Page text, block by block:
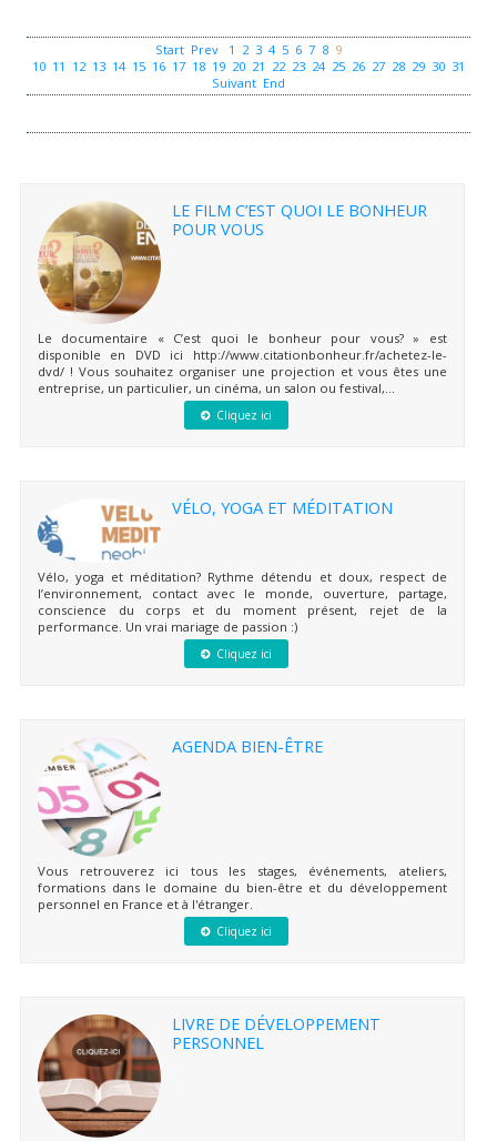
Start Prev 1 2 3 4 5 6 7 8 9
10 11 12 13 14 15 16 17 18 19 20 21 22 23 24 25 26 27 28 29 30 31
Suivant End
LE FILM C’EST QUOI LE BONHEUR
POUR VOUS
Le documentaire « C’est quoi le bonheur pour vous? » est
disponible en DVD ici http://www.citationbonheur.fr/achetez-le-
dvd/ ! Vous souhaitez organiser une projection et vous êtes une
entreprise, un particulier, un cinéma, un salon ou festival,...
Cliquez ici
VÉLO, YOGA ET MÉDITATION
Vélo, yoga et méditation? Rythme détendu et doux, respect de
l’environnement, contact avec le monde, ouverture, partage,
conscience du corps et du moment présent, rejet de la
performance. Un vrai mariage de passion :)
Cliquez ici
AGENDA BIEN-ÊTRE
Vous retrouverez ici tous les stages, événements, ateliers,
formations dans le domaine du bien-être et du développement
personnel en France et à l'étranger.
Cliquez ici
LIVRE DE DÉVELOPPEMENT
PERSONNEL